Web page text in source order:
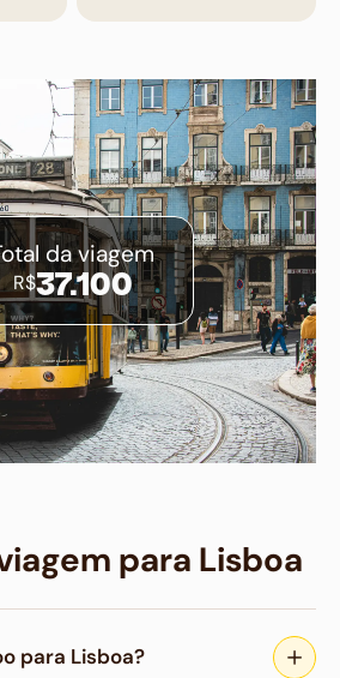
da viagem
R$37.100
para Lisboa
para Lisboa?